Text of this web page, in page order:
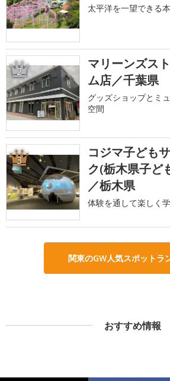
太平洋を一望できる
2
マリーンズス
ム店／千葉県
グッズショップとミ
空間
3
コジマ子ども
ク(栃木県子ど
／栃木県
体験を通して楽しく
関東のGW人気スポットラ
おすすめ情報